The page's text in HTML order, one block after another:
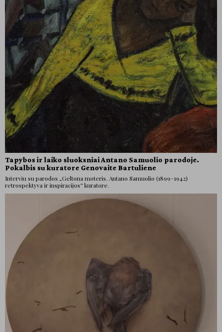
Tapybos ir laiko sluoksniai Antano Samuolio parodoje.
Pokalbis su kuratore Genovaite Bartuliene
Interviu su parodos „Geltona moteris. Antano Samuolio (1899–1942)
retrospektyva ir inspiracijos“ kuratore.